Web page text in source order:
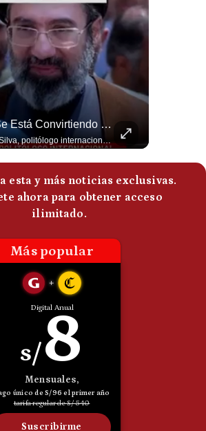
¿Irán Se Está Convirtiendo En Un Régimen Militar? | #radar24